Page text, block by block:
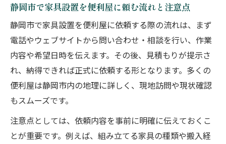
静岡市で家具設置を便利屋に頼む流れと注意点
静岡市で家具設置を便利屋に依頼する際の流れは、まず
電話やウェブサイトから問い合わせ・相談を行い、作業
内容や希望日時を伝えます。その後、見積もりが提示さ
れ、納得できれば正式に依頼する形となります。多くの
便利屋は静岡市内の地理に詳しく、現地訪問や現状確認
もスムーズです。
注意点としては、依頼内容を事前に明確に伝えておくこ
とが重要です。例えば、組み立てる家具の種類や搬入経